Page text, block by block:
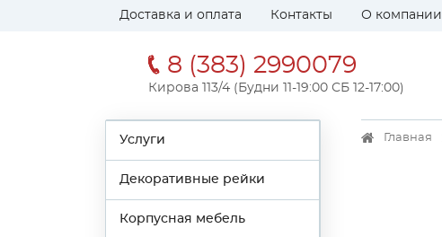
Доставка и оплата Контакты О компании
8 (383) 2990079
Кирова 113/4 (Будни 11-19:00 СБ 12-17:00)
Услуги
Декоративные рейки
Корпусная мебель
Главная